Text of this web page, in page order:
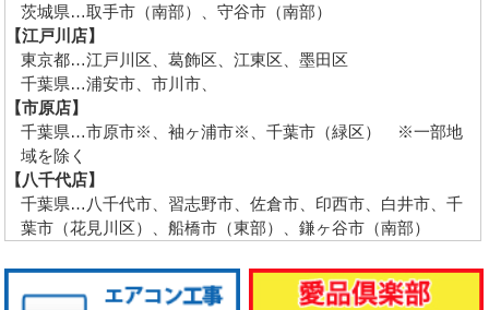
茨城県…取手市（南部）、守谷市（南部）
【江戸川店】
東京都…江戸川区、葛飾区、江東区、墨田区
千葉県…浦安市、市川市、
【市原店】
千葉県…市原市※、袖ヶ浦市※、千葉市（緑区） ※一部地
域を除く
【八千代店】
千葉県…八千代市、習志野市、佐倉市、印西市、白井市、千
葉市（花見川区）、船橋市（東部）、鎌ヶ谷市（南部）